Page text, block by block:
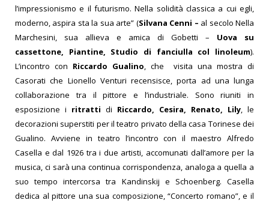
l’impressionismo e il futurismo. Nella solidità classica a cui egli,
moderno, aspira sta la sua arte” (Silvana Cenni – al secolo Nella
Marchesini, sua allieva e amica di Gobetti – Uova su
cassettone, Piantine, Studio di fanciulla col linoleum).
L’incontro con Riccardo Gualino, che visita una mostra di
Casorati che Lionello Venturi recensisce, porta ad una lunga
collaborazione tra il pittore e l’industriale. Sono riuniti in
esposizione i ritratti di Riccardo, Cesira, Renato, Lily, le
decorazioni superstiti per il teatro privato della casa Torinese dei
Gualino. Avviene in teatro l’incontro con il maestro Alfredo
Casella e dal 1926 tra i due artisti, accomunati dall’amore per la
musica, ci sarà una continua corrispondenza, analoga a quella a
suo tempo intercorsa tra Kandinskij e Schoenberg. Casella
dedica al pittore una sua composizione, “Concerto romano”, e il